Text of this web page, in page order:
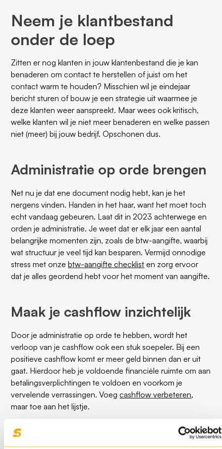
Neem je klantbestand
onder de loep
Zitten er nog klanten in jouw klantenbestand die je kan
benaderen om contact te herstellen of juist om het
contact warm te houden? Misschien wil je eindejaar
bericht sturen of bouw je een strategie uit waarmee je
deze klanten weer aanspreekt. Maar wees ook kritisch,
welke klanten wil je niet meer benaderen en welke passen
niet (meer) bij jouw bedrijf. Opschonen dus.
Administratie op orde brengen
Net nu je dat ene document nodig hebt, kan je het
nergens vinden. Handen in het haar, want het moet toch
echt vandaag gebeuren. Laat dit in 2023 achterwege en
orden je administratie. Je weet dat er elk jaar een aantal
belangrijke momenten zijn, zoals de btw-aangifte, waarbij
wat structuur je veel tijd kan besparen. Vermijd onnodige
stress met onzebtw-aangifte checklist en zorg ervoor
dat je alles geordend hebt voor het moment van aangifte.
Maak je cashflow inzichtelijk
Door je administratie op orde te hebben, wordt het
verloop van je cashflow ook een stuk soepeler. Bij een
positieve cashflow komt er meer geld binnen dan er uit
gaat. Hierdoor heb je voldoende financiële ruimte om aan
betalingsverplichtingen te voldoen en voorkom je
vervelende verrassingen. Voegcashflow verbeteren,
maar toe aan het lijstje.
Plannen, plannen, plannen